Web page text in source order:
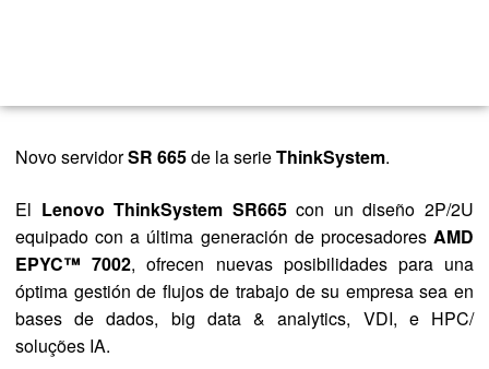
Novo servidorSR 665de la serieThinkSystem.
El Lenovo ThinkSystem SR665con un diseño 2P/2U
equipado con a última generación de procesadores AMD
EPYC™ 7002, ofrecen nuevas posibilidades para una
óptima gestión de flujos de trabajo de su empresa sea en
bases de dados, big data & analytics, VDI, e HPC/
soluções IA.